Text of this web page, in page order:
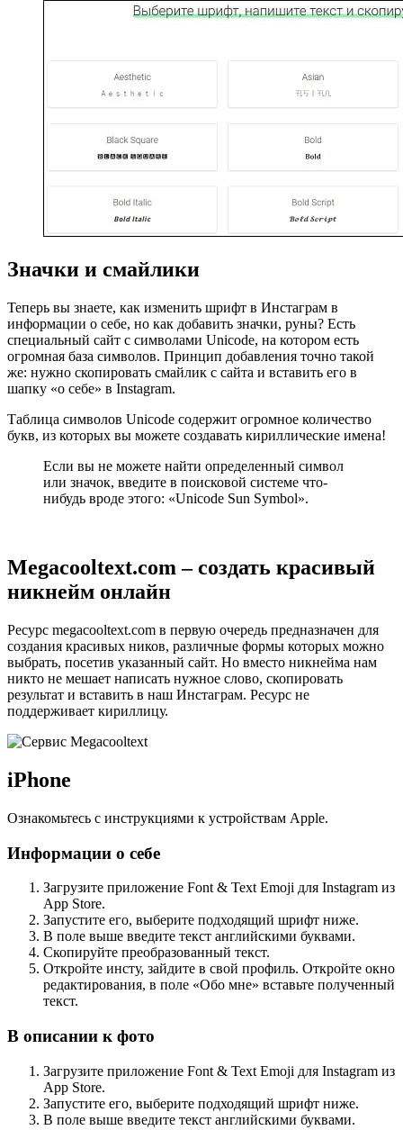
Значки и смайлики
Теперь вы знаете, как изменить шрифт в Инстаграм в
информации о себе, но как добавить значки, руны? Есть
специальный сайт с символами Unicode, на котором есть
огромная база символов. Принцип добавления точно такой
же: нужно скопировать смайлик с сайта и вставить его в
шапку «о себе» в Instagram.
Таблица символов Unicode содержит огромное количество
букв, из которых вы можете создавать кириллические имена!
Если вы не можете найти определенный символ
или значок, введите в поисковой системе что-
нибудь вроде этого: «Unicode Sun Symbol».
Megacooltext.com – создать красивый
никнейм онлайн
Ресурс megacooltext.com в первую очередь предназначен для
создания красивых ников, различные формы которых можно
выбрать, посетив указанный сайт. Но вместо никнейма нам
никто не мешает написать нужное слово, скопировать
результат и вставить в наш Инстаграм. Ресурс не
поддерживает кириллицу.
iPhone
Ознакомьтесь с инструкциями к устройствам Apple.
Информации о себе
Загрузите приложение Font & Text Emoji для Instagram из
App Store.
Запустите его, выберите подходящий шрифт ниже.
В поле выше введите текст английскими буквами.
Скопируйте преобразованный текст.
Откройте инсту, зайдите в свой профиль. Откройте окно
редактирования, в поле «Обо мне» вставьте полученный
текст.
В описании к фото
Загрузите приложение Font & Text Emoji для Instagram из
App Store.
Запустите его, выберите подходящий шрифт ниже.
В поле выше введите текст английскими буквами.